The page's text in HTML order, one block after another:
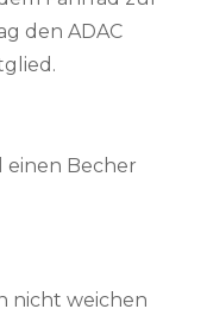
den ADAC
einen Becher
nicht weichen